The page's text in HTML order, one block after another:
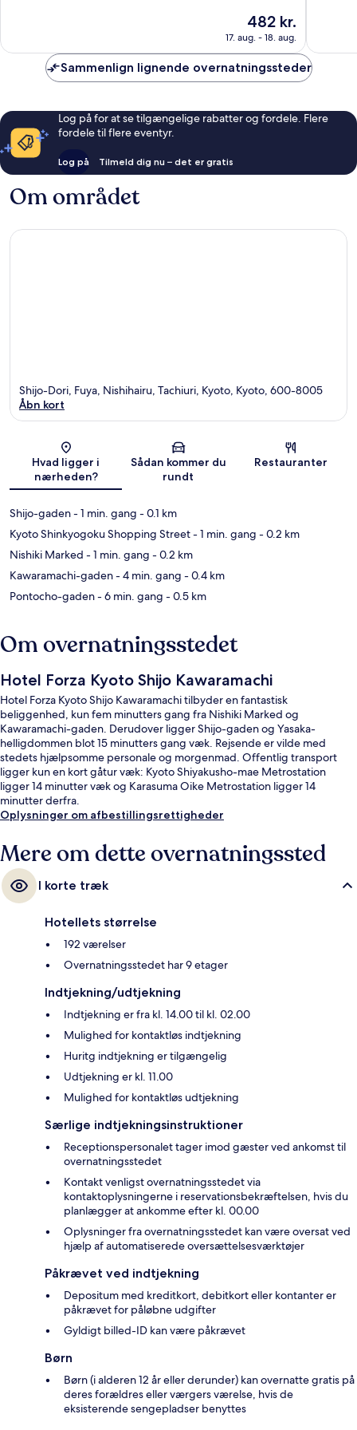
anmeldelser
Prisen
482 kr.
482 kr.
17. aug. - 18. aug.
1.010
Sammenlign lignende overnatningssteder
Log på for at se tilgængelige rabatter og fordele. Flere
fordele til flere eventyr.
Log på Tilmeld dig nu – det er gratis
Om området
Kort
Shijo-Dori, Fuya, Nishihairu, Tachiuri, Kyoto, Kyoto, 600-8005
Åbn kort
Hvad ligger i
nærheden?
Sådan kommer du
rundt
Restauranter
Shijo-gaden- 1 min. gang - 0.1 km
Kyoto Shinkyogoku Shopping Street- 1 min. gang - 0.2 km
Nishiki Marked - 1 min. gang - 0.2 km
Kawaramachi-gaden- 4 min. gang - 0.4 km
Pontocho-gaden- 6 min. gang - 0.5 km
Om overnatningsstedet
Hotel Forza Kyoto Shijo Kawaramachi
Hotel Forza Kyoto Shijo Kawaramachi tilbyder en fantastisk
beliggenhed, kun fem minutters gang fra Nishiki Marked og
Kawaramachi-gaden. Derudover ligger Shijo-gaden og Yasaka-
helligdommen blot 15 minutters gang væk. Rejsende er vilde med
stedets hjælpsomme personale og morgenmad. Offentlig transport
ligger kun en kort gåtur væk: Kyoto Shiyakusho-mae Metrostation
ligger 14 minutter væk og Karasuma Oike Metrostation ligger 14
minutter derfra.
Oplysninger om afbestillingsrettigheder
Mere om dette overnatningssted
I korte træk
Hotellets størrelse
192 værelser
Overnatningsstedet har 9 etager
Indtjekning/udtjekning
Indtjekning er fra kl. 14.00 til kl. 02.00
Mulighed for kontaktløs indtjekning
Huritg indtjekning er tilgængelig
Udtjekning er kl. 11.00
Mulighed for kontaktløs udtjekning
Særlige indtjekningsinstruktioner
Receptionspersonalet tager imod gæster ved ankomst til
overnatningsstedet
Kontakt venligst overnatningsstedet via
kontaktoplysningerne i reservationsbekræftelsen, hvis du
planlægger at ankomme efter kl. 00.00
Oplysninger fra overnatningsstedet kan være oversat ved
hjælp af automatiserede oversættelsesværktøjer
Påkrævet ved indtjekning
Depositum med kreditkort, debitkort eller kontanter er
påkrævet for påløbne udgifter
Gyldigt billed-ID kan være påkrævet
Børn
Børn (i alderen 12 år eller derunder) kan overnatte gratis på
deres forældres eller værgers værelse, hvis de
eksisterende sengepladser benyttes